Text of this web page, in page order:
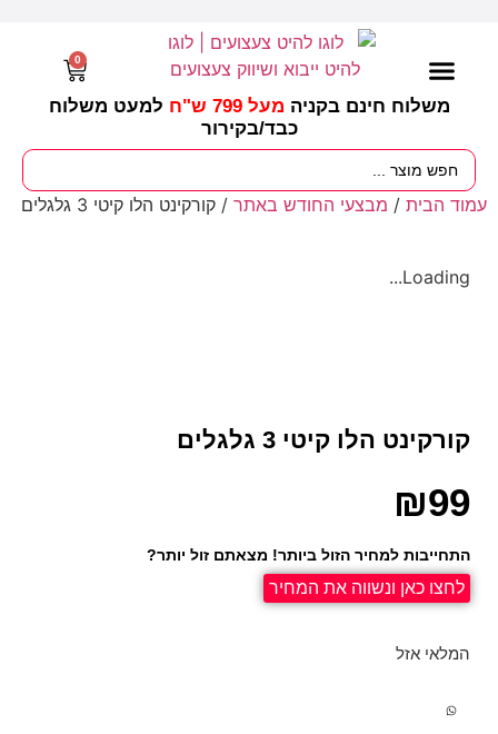
משלוח חינם בקניה מעל 799 ש"ח
למעט משלוח
כבד/בקירור
0
עמוד הבית / מבצעי החודש באתר / קורקינט הלו קיטי 3 גלגלים
Loading...
קורקינט הלו קיטי 3 גלגלים
₪99
התחייבות למחיר הזול ביותר! מצאתם זול יותר?
לחצו כאן ונשווה את המחיר
המלאי אזל